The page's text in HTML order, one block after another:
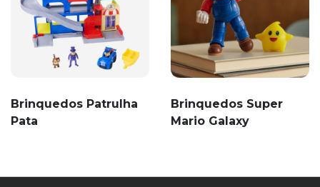
Brinquedos Patrulha
Pata
Brinquedos Super
Mario Galaxy